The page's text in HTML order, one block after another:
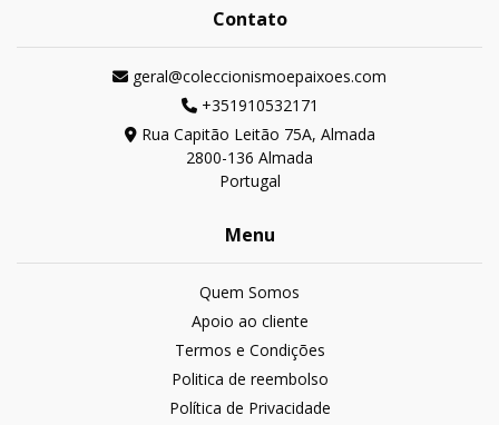
Contato
geral@coleccionismoepaixoes.com
+351910532171
Rua Capitão Leitão 75A, Almada
2800-136 Almada
Portugal
Menu
Quem Somos
Apoio ao cliente
Termos e Condições
Politica de reembolso
Política de Privacidade